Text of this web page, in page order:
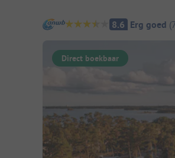
Camping8.6 Erg goed (
Direct boekbaar